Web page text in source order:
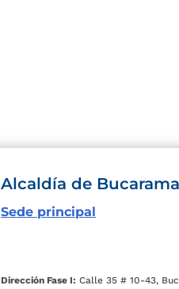
Alcaldía de
Sede principal
Dirección Fase I: Calle 35 # 10-43,